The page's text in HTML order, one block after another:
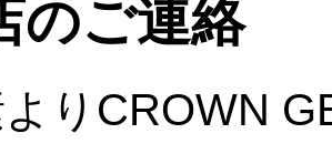
のご連絡
りCROWN